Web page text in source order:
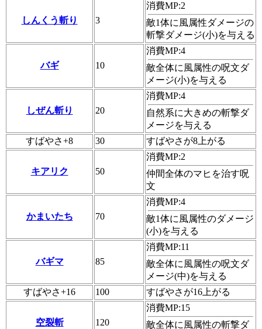
しんくう斬り 3
消費MP:2
敵1体に風属性ダメージの
斬撃ダメージ(小)を与える
バギ 10
消費MP:4
敵全体に風属性の呪文ダ
メージ(小)を与える
しぜん斬り 20
消費MP:4
自然系に大きめの斬撃ダ
メージを与える
すばやさ+8
30 すばやさが8上がる
キアリク 50
消費MP:2
仲間全体のマヒを治す呪
文
かまいたち 70
消費MP:4
敵1体に風属性のダメージ
(小)を与える
バギマ 85
消費MP:11
敵全体に風属性の呪文ダ
メージ(中)を与える
すばやさ+16
100 すばやさが16上がる
空裂斬 120
消費MP:15
敵全体に風属性の斬撃ダ